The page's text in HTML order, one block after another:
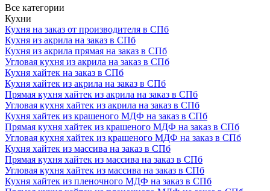
Все категории
Кухни
Кухня на заказ от производителя в СПб
Кухня из акрила на заказ в СПб
Кухня из акрила прямая на заказ в СПб
Угловая кухня из акрила на заказ в СПб
Кухня хайтек на заказ в СПб
Кухня хайтек из акрила на заказ в СПб
Прямая кухня хайтек из акрила на заказ в СПб
Угловая кухня хайтек из акрила на заказ в СПб
Кухня хайтек из крашеного МДФ на заказ в СПб
Прямая кухня хайтек из крашеного МДФ на заказ в СПб
Угловая кухня хайтек из крашеного МДФ на заказ в СПб
Кухня хайтек из массива на заказ в СПб
Прямая кухня хайтек из массива на заказ в СПб
Угловая кухня хайтек из массива на заказ в СПб
Кухня хайтек из пленочного МДФ на заказ в СПб